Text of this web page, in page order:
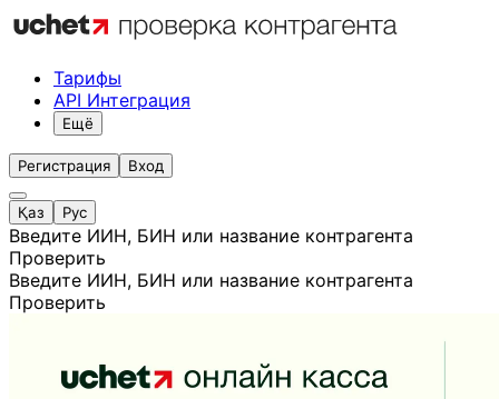
Тарифы
API Интеграция
Ещё
Регистрация Вход
Қаз Рус
Введите ИИН, БИН или название контрагента
Проверить
Введите ИИН, БИН или название контрагента
Проверить